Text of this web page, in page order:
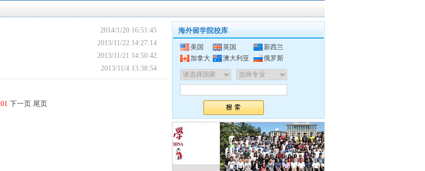
2014/1/20 16:51:45
2013/11/22 14:27:14
2013/11/21 14:50:42
2013/11/4 13:38:54
01 下一页 尾页
海外留学院校库
美国 英国
新西兰
加拿大
澳大利亚 俄罗斯